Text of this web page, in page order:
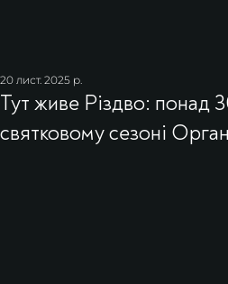
Тут живе Різдво: понад
святковому сезоні
20 лист. 2025 р.